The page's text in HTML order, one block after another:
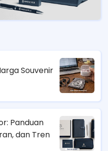
Souvenir
Panduan
dan Tren